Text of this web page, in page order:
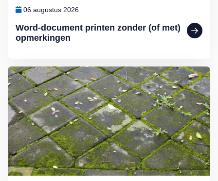
Word-document printen zonder (of met)
opmerkingen
06 augustus 2026
Lees meer over Groene aanslag milieuvriendelijk bestrijden